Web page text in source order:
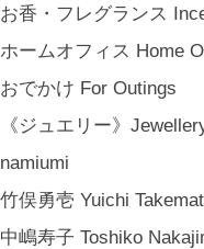
お香・フレグランス
ホームオフィス Home
おでかけ For Outings
《ジュエリー》
namiumi
竹俣勇壱 Yuichi
中嶋寿子 Toshiko